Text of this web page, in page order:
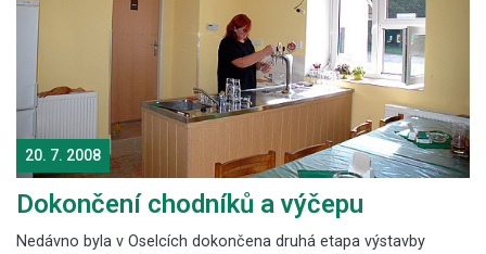
20. 7. 2008
Dokončení chodníků a výčepu
Nedávno byla v Oselcích dokončena druhá etapa výstavby